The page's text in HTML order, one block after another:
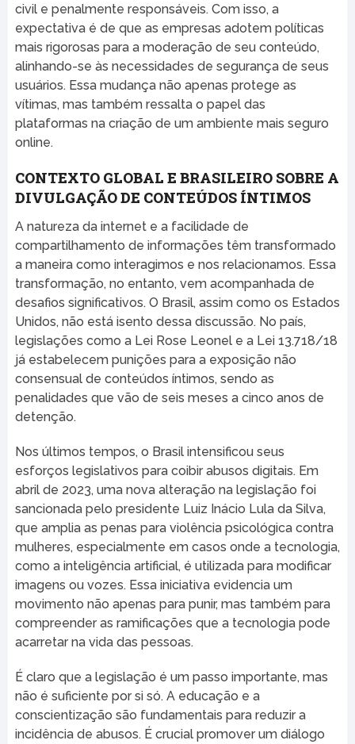
civil e penalmente responsáveis. Com isso, a
expectativa é de que as empresas adotem políticas
mais rigorosas para a moderação de seu conteúdo,
alinhando-se às necessidades de segurança de seus
usuários. Essa mudança não apenas protege as
vítimas, mas também ressalta o papel das
plataformas na criação de um ambiente mais seguro
online.
CONTEXTO GLOBAL E BRASILEIRO SOBRE A
DIVULGAÇÃO DE CONTEÚDOS ÍNTIMOS
A natureza da internet e a facilidade de
compartilhamento de informações têm transformado
a maneira como interagimos e nos relacionamos. Essa
transformação, no entanto, vem acompanhada de
desafios significativos. O Brasil, assim como os Estados
Unidos, não está isento dessa discussão. No país,
legislações como a Lei Rose Leonel e a Lei 13.718/18
já estabelecem punições para a exposição não
consensual de conteúdos íntimos, sendo as
penalidades que vão de seis meses a cinco anos de
detenção.
Nos últimos tempos, o Brasil intensificou seus
esforços legislativos para coibir abusos digitais. Em
abril de 2023, uma nova alteração na legislação foi
sancionada pelo presidente Luiz Inácio Lula da Silva,
que amplia as penas para violência psicológica contra
mulheres, especialmente em casos onde a tecnologia,
como a inteligência artificial, é utilizada para modificar
imagens ou vozes. Essa iniciativa evidencia um
movimento não apenas para punir, mas também para
compreender as ramificações que a tecnologia pode
acarretar na vida das pessoas.
É claro que a legislação é um passo importante, mas
não é suficiente por si só. A educação e a
conscientização são fundamentais para reduzir a
incidência de abusos. É crucial promover um diálogo